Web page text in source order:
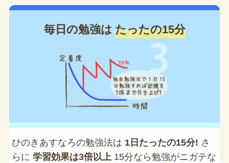
毎日の勉強は たったの15分
ひのきあすなろの勉強法は 1日たったの15分! さ
らに 学習効果は3倍以上15分なら勉強がニガテな